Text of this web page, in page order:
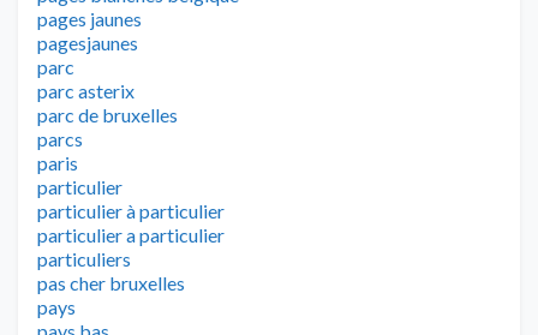
pages jaunes
pagesjaunes
parc
parc asterix
parc de bruxelles
parcs
paris
particulier
particulier à particulier
particulier a particulier
particuliers
pas cher bruxelles
pays